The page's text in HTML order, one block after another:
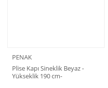
PENAK
Plise Kapı Sineklik Beyaz -
Yükseklik 190 cm-